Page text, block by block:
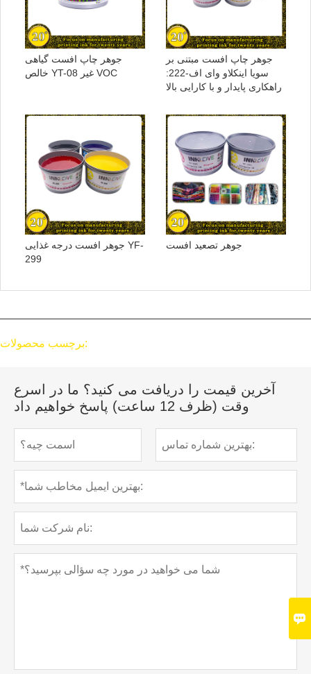
جوهر چاپ افست گیاهی
خالص YT-08 غیر VOC
جوهر چاپ افست مبتنی بر
سویا اینکلاو وای اف-222:
راهکاری پایدار و با کارایی بالا
جوهر افست درجه غذایی YF-
299
جوهر تصعید افست
برچسب محصولات:
آخرین قیمت را دریافت می کنید؟ ما در اسرع
وقت (ظرف 12 ساعت) پاسخ خواهیم داد
